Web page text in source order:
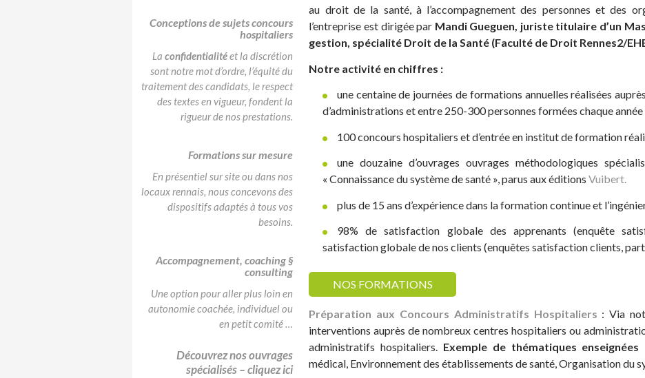
Conceptionsde sujets concours
hospitaliers
Laconfidentialitéet la discrétion
sont notre mot d’ordre, l’équité du
traitement des candidats, le respect
des textes en vigueur, fondent la
rigueur de nos prestations.
Formationssur mesure
En présentiel sur site ou dans nos
locaux rennais, nous concevons des
dispositifs adaptés à tous vos
besoins.
Accompagnement, coaching §
consulting
Une option pour aller plus loin en
autonomie coachée, individuel ou
en petit comité …
Découvrez nos ouvrages
spécialisés – cliquez ici
au droit de la santé, à l’accompagnement des personnes et des
l’entreprise est dirigée par Mandi Gueguen, juriste titulaire d’un
gestion, spécialité Droit de la Santé (Faculté de Droit Rennes2/
Notre activité en chiffres :
une centaine de journées de formations annuelles réalisées
d’administrations et entre 250-300 personnes formées chaque année
100 concours hospitaliers et d’entrée en institut de formation
une douzaine d’ouvrages ouvrages méthodologiques
« Connaissance du système de santé », parus aux éditionsVuibert.
plus de 15 ans d’expérience dans la formation continue et
98% de satisfaction globale des apprenants (enquête
satisfaction globale de nos clients (enquêtes satisfaction clients,
NOS FORMATIONS
Préparation aux Concours Administratifs Hospitaliers : Via
interventions auprès de nombreux centres hospitaliers ou
administratifs hospitaliers. Exemple de thématiques enseignées
médical, Environnement des établissements de santé, Organisation du